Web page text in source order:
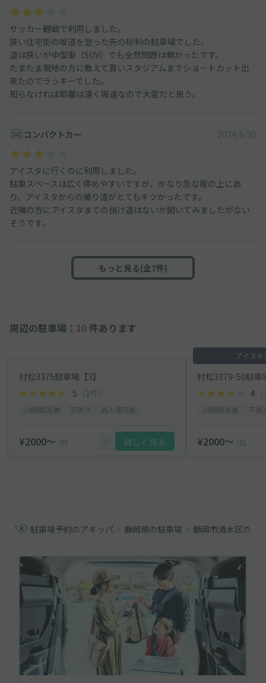
サッカー観戦で利用しました。
狭い住宅街の坂道を登った先の砂利の駐車場でした。
道は狭いが中型車（SUV）でも全然問題は無かったです。
たまたま現地の方に教えて貰いスタジアムまでショートカット出
来たのでラッキーでした。
知らなければ距離は遠く坂道なので大変だと思う。
コンパクトカー 2024/6/30
アイスタに行くのに利用しました。
駐車スペースは広く停めやすいですが、かなり急な坂の上にあ
り、アイスタからの帰り道がとてもキツかったです。
近隣の方にアイスタまでの抜け道はないか聞いてみましたがない
そうです。
もっと見る(全7件)
周辺の駐車場： 10 件あります
村松3375駐車場【3】
5 （1件）
¥2000〜 /日 詳しく見る
アイス
村松3379-50駐車
4
¥2000〜 /日
駐車場予約のアキッパ 静岡県の駐車場 静岡市清水区の駐